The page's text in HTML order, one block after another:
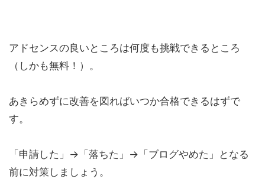
アドセンスの良いところは何度も挑戦できるところ
（しかも無料！）。
あきらめずに改善を図ればいつか合格できるはずで
す。
「申請した」→「落ちた」→「ブログやめた」となる
前に対策しましょう。